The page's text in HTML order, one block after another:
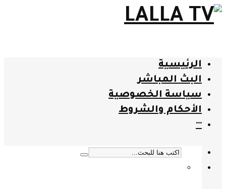
الرئيسية
البث المباشر
سياسة الخصوصية
الأحكام والشروط
···